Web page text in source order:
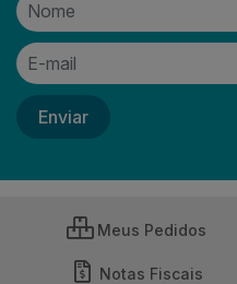
Meus Pedidos
Notas Fiscais